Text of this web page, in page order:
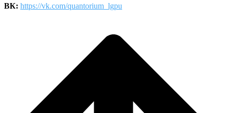
ВК: https://vk.com/quantorium_lgpu